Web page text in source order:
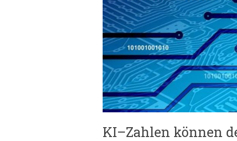
KI–Zahlen können